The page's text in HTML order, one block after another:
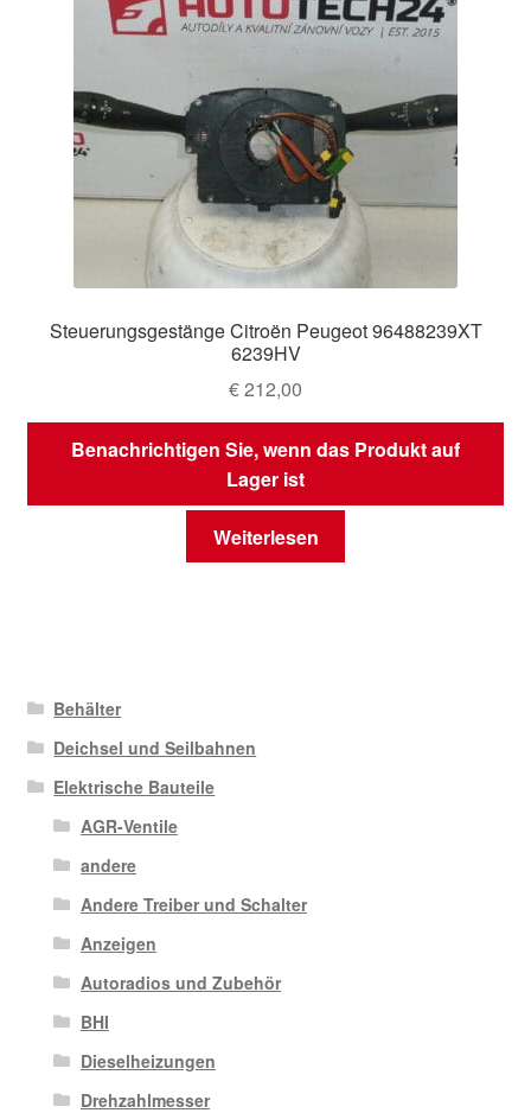
Steuerungsgestänge Citroën Peugeot 96488239XT
6239HV
€212,00
Benachrichtigen Sie, wenn das Produkt auf
Lager ist
Weiterlesen
Behälter
Deichsel und Seilbahnen
Elektrische Bauteile
AGR-Ventile
andere
Andere Treiber und Schalter
Anzeigen
Autoradios und Zubehör
BHI
Dieselheizungen
Drehzahlmesser